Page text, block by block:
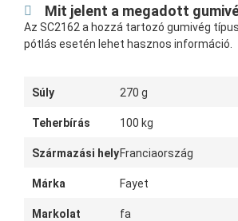
Mit jelent a megadott
Az SC2162 a hozzá tartozó gumivég
pótlás esetén lehet hasznos információ.
Súly 270 g
Teherbírás 100 kg
Származási helyFranciaország
Márka Fayet
Markolat
fa